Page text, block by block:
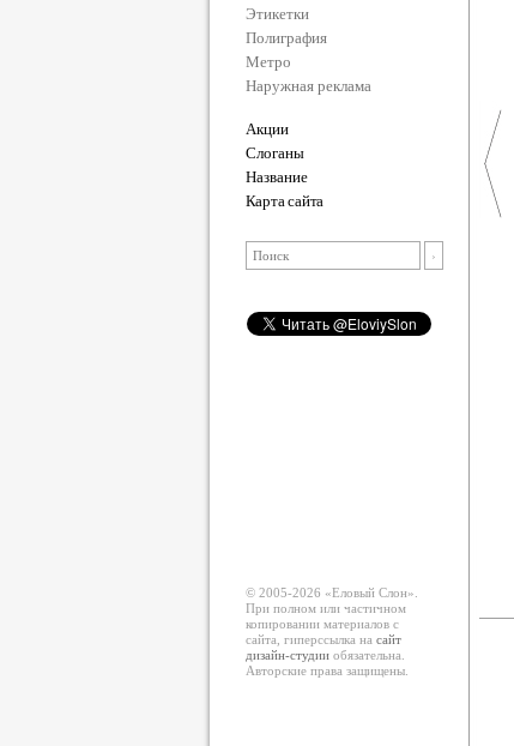
Этикетки
Полиграфия
Метро
Наружная реклама
Акции
Слоганы
Название
Карта сайта
© 2005-2026 «Еловый Cлон».
При полном или частичном
копировании материалов с
сайта, гиперссылка на сайт
дизайн-студииобязательна.
Авторские права защищены.